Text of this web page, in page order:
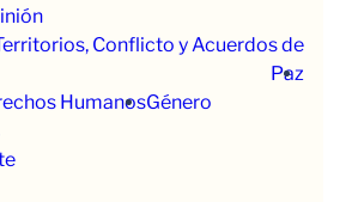
Conflicto y Acuerdos de
Paz
HumanosGénero